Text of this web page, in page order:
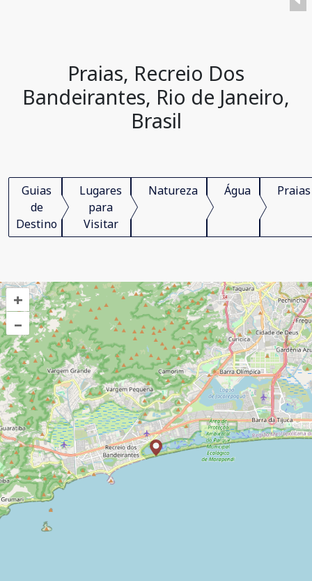
Praias, Recreio Dos
Bandeirantes, Rio de Janeiro,
Brasil
Guias
de
Destino
Lugares
para
Visitar
Natureza Água Praias
+
–